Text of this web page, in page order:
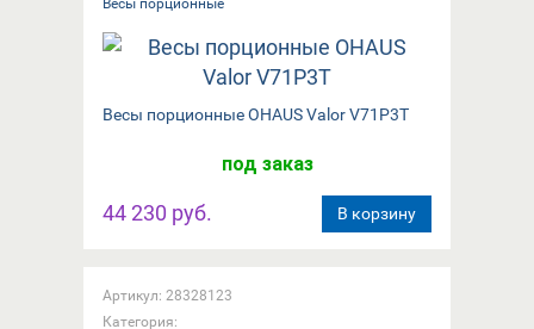
Весы порционные
Весы порционные OHAUS Valor V71P3T
под заказ
44 230 руб. В корзину
Артикул: 28328123
Категория: